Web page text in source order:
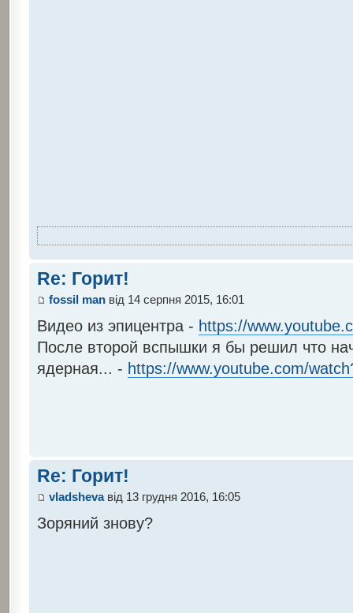
Re: Горит!
fossil manвід 14 серпня 2015, 16:01
Видео из эпицентра - https://
После второй вспышки я бы решил что
ядерная... - https://www.youtube.com/
Re: Горит!
vladshevaвід 13 грудня 2016, 16:05
Зоряний знову?